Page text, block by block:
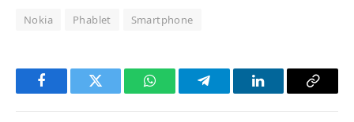
Nokia Phablet Smartphone
FacebookTwitter WhatsAppTelegramLinkedInCopy